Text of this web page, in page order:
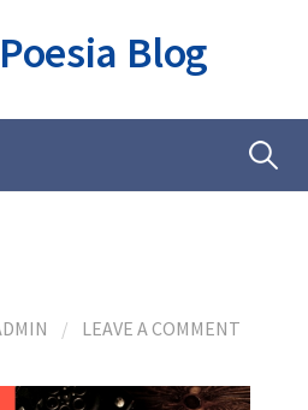
Blog
Ricerca
/ LEAVE A COMMENT